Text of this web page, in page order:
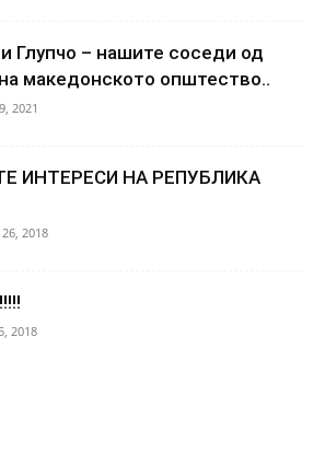
Глупчо – нашите соседи од
македонското општество..
2021
ИНТЕРЕСИ НА РЕПУБЛИКА
2018
2018